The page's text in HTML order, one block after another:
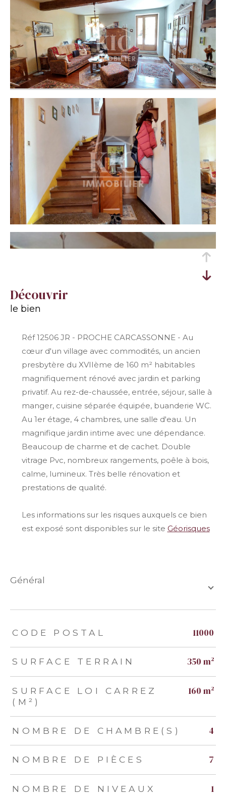
découvrir
le bien
Réf 12506 JR - PROCHE CARCASSONNE - Au
cœur d'un village avec commodités, un ancien
presbytère du XVIIème de 160 m² habitables
magnifiquement rénové avec jardin et parking
privatif. Au rez-de-chaussée, entrée, séjour, salle à
manger, cuisine séparée équipée, buanderie WC.
Au 1er étage, 4 chambres, une salle d'eau. Un
magnifique jardin intime avec une dépendance.
Beaucoup de charme et de cachet. Double
vitrage Pvc, nombreux rangements, poêle à bois,
calme, lumineux. Très belle rénovation et
prestations de qualité.
Les informations sur les risques auxquels ce bien
est exposé sont disponibles sur le site Géorisques
général
TRAD_ZEPHYR_Caracteristique TRAD_ZEPHYR_Valeurs
CODE POSTAL 11000
SURFACE TERRAIN 350 m²
SURFACE LOI CARREZ
(M²)
160 m²
NOMBRE DE CHAMBRE(S) 4
NOMBRE DE PIÈCES 7
NOMBRE DE NIVEAUX 1